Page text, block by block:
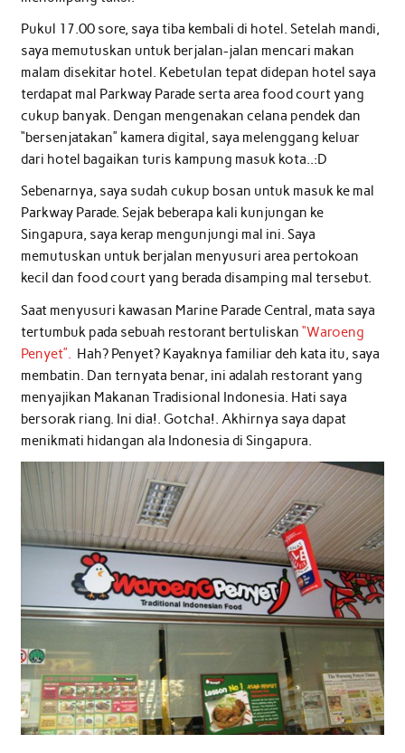
Pukul 17.00 sore, saya tiba kembali di hotel. Setelah mandi,
saya memutuskan untuk berjalan-jalan mencari makan
malam disekitar hotel. Kebetulan tepat didepan hotel saya
terdapat mal Parkway Parade serta area food court yang
cukup banyak. Dengan mengenakan celana pendek dan
“bersenjatakan” kamera digital, saya melenggang keluar
dari hotel bagaikan turis kampung masuk kota..:D
Sebenarnya, saya sudah cukup bosan untuk masuk ke mal
Parkway Parade. Sejak beberapa kali kunjungan ke
Singapura, saya kerap mengunjungi mal ini. Saya
memutuskan untuk berjalan menyusuri area pertokoan
kecil dan food court yang berada disamping mal tersebut.
Saat menyusuri kawasan Marine Parade Central, mata saya
tertumbuk pada sebuah restorant bertuliskan “Waroeng
Penyet”. Hah? Penyet? Kayaknya familiar deh kata itu, saya
membatin. Dan ternyata benar, ini adalah restorant yang
menyajikan Makanan Tradisional Indonesia. Hati saya
bersorak riang. Ini dia!. Gotcha!. Akhirnya saya dapat
menikmati hidangan ala Indonesia di Singapura.